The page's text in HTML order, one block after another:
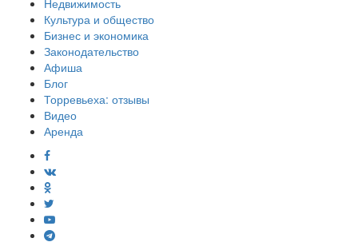
Недвижимость
Культура и общество
Бизнес и экономика
Законодательство
Афиша
Блог
Торревьеха: отзывы
Видео
Аренда